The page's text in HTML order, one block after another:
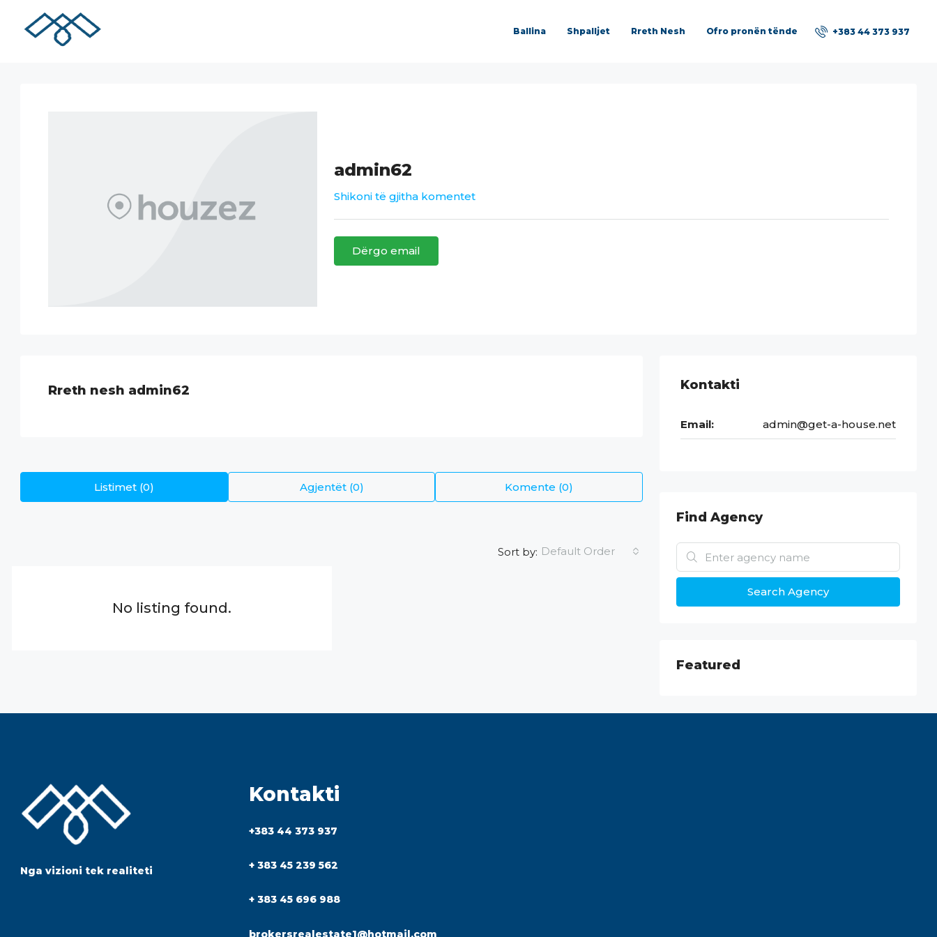
Ballina Shpalljet Rreth Nesh Ofro pronën tënde +383 44 373 937
admin62
Shikoni të gjitha komentet
Dërgo email
Rreth nesh admin62
Listimet (0) Agjentët (0) Komente (0)
Sort by: Default Order
No listing found.
Kontakti
Email: admin@get-a-house.net
Find Agency
Search Agency
Featured
Nga vizioni tek realiteti
Kontakti
+383 44 373 937
+ 383 45 239 562
+ 383 45 696 988